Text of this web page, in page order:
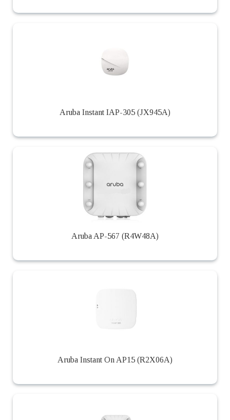
Aruba Instant IAP-305 (JX945A)
Aruba AP-567 (R4W48A)
Aruba Instant On AP15 (R2X06A)